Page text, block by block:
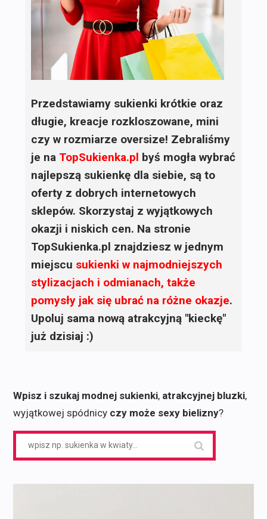
Przedstawiamy sukienki krótkie oraz
długie, kreacje rozkloszowane, mini
czy w rozmiarze oversize! Zebraliśmy
je na TopSukienka.pl byś mogła wybrać
najlepszą sukienkę dla siebie, są to
oferty z dobrych internetowych
sklepów. Skorzystaj z wyjątkowych
okazji i niskich cen. Na stronie
TopSukienka.pl znajdziesz w jednym
miejscu sukienki w najmodniejszych
stylizacjach i odmianach, także
pomysły jak się ubrać na różne okazje.
Upoluj sama nową atrakcyjną "kieckę"
już dzisiaj :)
Wpisz i szukaj modnej sukienki, atrakcyjnej bluzki,
wyjątkowej spódnicy czy może sexy bielizny?